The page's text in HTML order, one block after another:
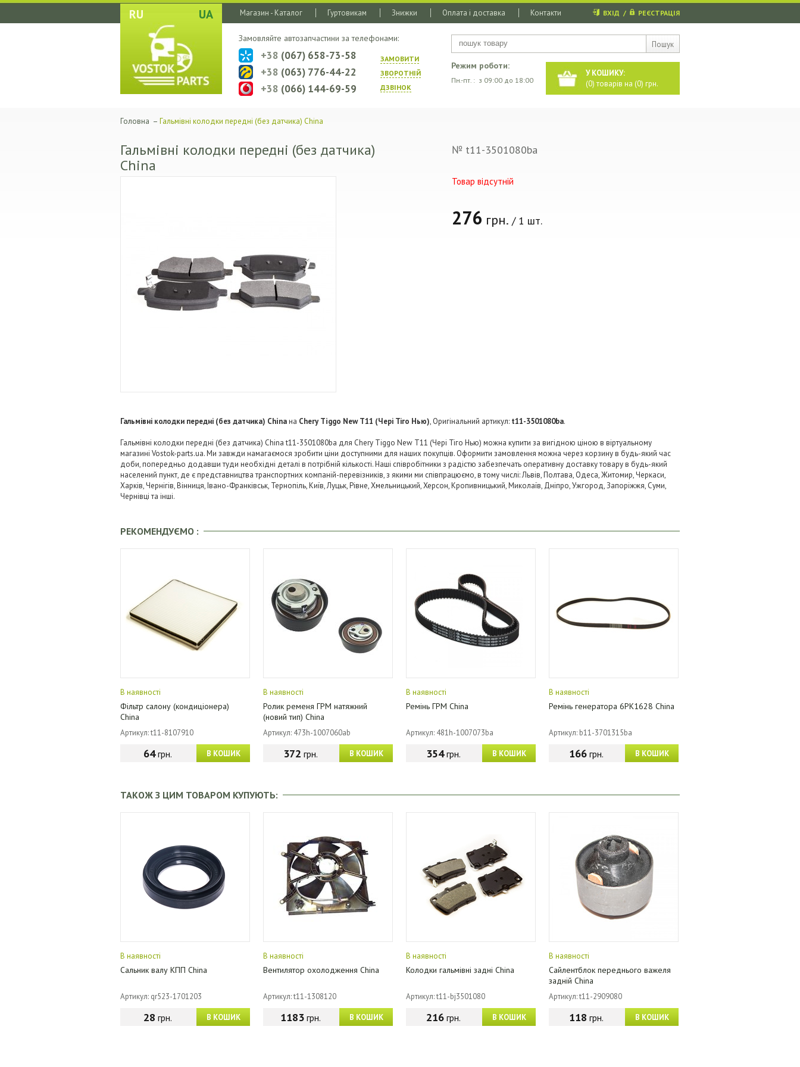
RU UA
Пошук
Магазин - Каталог Гуртовикам Знижки Оплата і доставка Контакти ВХІД / РЕЄСТРАЦІЯ
У КОШИКУ:
(0) товарів на (0) грн.
Режим роботи:
Пн.-пт. : з 09:00 до 18:00
Замовляйте автозапчастини за телефонами:
ЗАМОВИТИ
ЗВОРОТНIЙ
ДЗВIНОК
+38 (067) 658-73-58
+38 (063) 776-44-22
+38 (066) 144-69-59
Головна – Гальмівні колодки передні (без датчика) China
Гальмівні колодки передні (без датчика)
China
№ t11-3501080ba
Товар відсутній
276 грн. / 1 шт.
Гальмівні колодки передні (без датчика) Chinaна Chery Tiggo New T11 (Чері Тіго Нью), Оригінальний артикул: t11-3501080ba.
Гальмівні колодки передні (без датчика) China t11-3501080ba для Chery Tiggo New T11 (Чері Тіго Нью) можна купити за вигідною ціною в віртуальному
магазині Vostok-parts.ua. Ми завжди намагаємося зробити ціни доступними для наших покупців. Оформити замовлення можна через корзину в будь-який час
доби, попередньо додавши туди необхідні деталі в потрібній кількості. Наші співробітники з радістю забезпечать оперативну доставку товару в будь-який
населений пункт, де є представництва транспортних компаній-перевізників, з якими ми співпрацюємо, в тому числі: Львів, Полтава, Одеса, Житомир, Черкаси,
Харків, Чернігів, Вінниця, Івано-Франківськ, Тернопіль, Київ, Луцьк, Рівне, Хмельницький, Херсон, Кропивницький, Миколаїв, Дніпро, Ужгород, Запоріжжя, Суми,
Чернівці та інші.
РЕКОМЕНДУЄМО :
В наявності
Фільтр салону (кондиціонера)
China
Артикул: t11-8107910
В КОШИК
64грн.
В наявності
Ролик ременя ГРМ натяжний
(новий тип) China
Артикул: 473h-1007060ab
В КОШИК
372 грн.
В наявності
Ремінь ГРМ China
Артикул: 481h-1007073ba
В КОШИК
354грн.
В наявності
Ремінь генератора 6PK1628 China
Артикул: b11-3701315ba
В КОШИК
166грн.
ТАКОЖ З ЦИМ ТОВАРОМ КУПУЮТЬ:
В наявності
Сальник валу КПП China
Артикул: qr523-1701203
В КОШИК
28 грн.
В наявності
Вентилятор охолодження China
Артикул: t11-1308120
В КОШИК
1183грн.
В наявності
Колодки гальмівні задні China
Артикул: t11-bj3501080
В КОШИК
216грн.
В наявності
Сайлентблок переднього важеля
задній China
Артикул: t11-2909080
В КОШИК
118 грн.